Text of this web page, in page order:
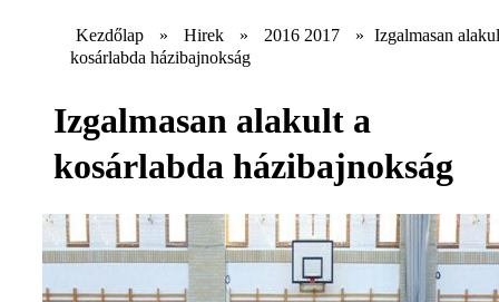
Kezdőlap » Hirek » 2016 2017 » Izgalmasan
kosárlabda házibajnokság
Izgalmasan alakult a
kosárlabda házibajnokság